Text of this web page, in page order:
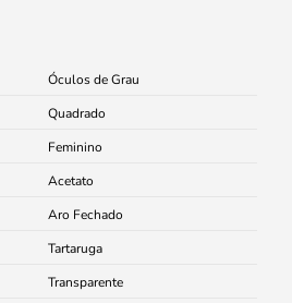
Óculos de Grau
Quadrado
Feminino
Acetato
Aro Fechado
Tartaruga
Transparente